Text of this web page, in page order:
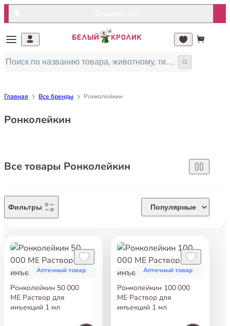
Главная Все бренды Ронколейкин
Ронколейкин
Все товары Ронколейкин
Фильтры Популярные
Аптечный товар
Ронколейкин 50 000
ME Раствор для
инъекций 1 мл
Аптечный товар
Ронколейкин 100 000
МЕ Раствор для
инъекций 1 мл